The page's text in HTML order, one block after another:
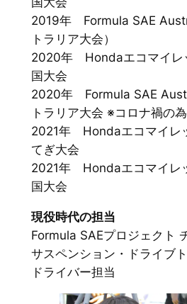
2019年 Formula SAE
トラリア大会）
2020年 Hondaエコマイレ
国大会
2020年 Formula SAE
トラリア大会 ※コロナ禍の
2021年 Hondaエコマイレ
てぎ大会
2021年 Hondaエコマイレ
国大会
現役時代の担当
Formula SAEプロジェクト
サスペンション・ドライブ
ドライバー担当